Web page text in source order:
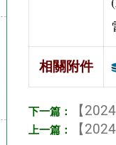
相關附件
【
【